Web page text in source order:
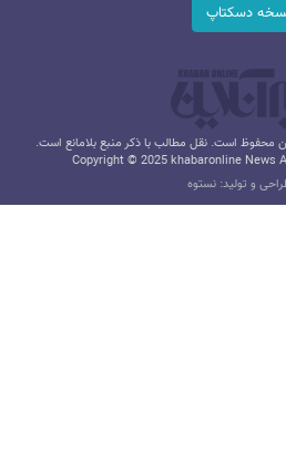
دسکتاپ
محفوظ است. نقل مطالب با ذکر منبع بلامانع است.
Copyright © 2025 khabaronline News
و تولید: نستوه